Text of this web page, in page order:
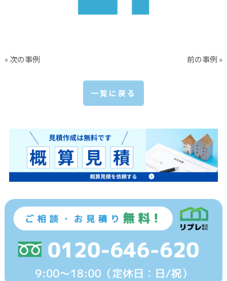
« 次の事例 前の事例 »
一覧に戻る